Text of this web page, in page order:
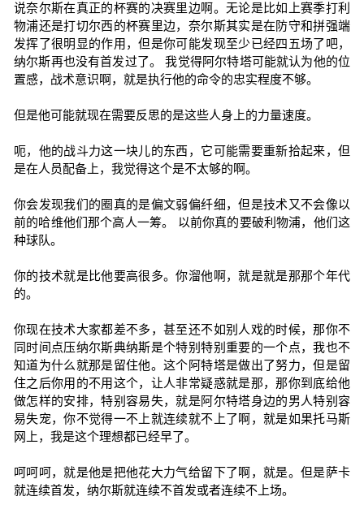
说奈尔斯在真正的杯赛的决赛里边啊。无论是比如上赛季打利
物浦还是打切尔西的杯赛里边，奈尔斯其实是在防守和拼强端
发挥了很明显的作用，但是你可能发现至少已经四五场了吧，
纳尔斯再也没有首发过了。 我觉得阿尔特塔可能就认为他的位
置感，战术意识啊，就是执行他的命令的忠实程度不够。
但是他可能就现在需要反思的是这些人身上的力量速度。
呃，他的战斗力这一块儿的东西，它可能需要重新拾起来，但
是在人员配备上，我觉得这个是不太够的啊。
你会发现我们的圈真的是偏文弱偏纤细，但是技术又不会像以
前的哈维他们那个高人一筹。 以前你真的要破利物浦，他们这
种球队。
你的技术就是比他要高很多。你溜他啊，就是就是那那个年代
的。
你现在技术大家都差不多，甚至还不如别人戏的时候，那你不
同时间点压纳尔斯典纳斯是个特别特别重要的一个点，我也不
知道为什么就那是留住他。这个阿特塔是做出了努力，但是留
住之后你用的不用这个，让人非常疑惑就是那，那你到底给他
做怎样的安排，特别容易失，就是阿尔特塔身边的男人特别容
易失宠，你不觉得一不上就连续就不上了啊，就是如果托马斯
网上，我是这个理想都已经早了。
呵呵呵，就是他是把他花大力气给留下了啊，就是。但是萨卡
就连续首发，纳尔斯就连续不首发或者连续不上场。